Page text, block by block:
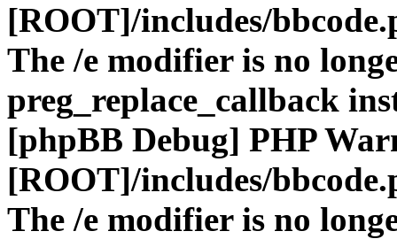
[ROOT]/includes/
The /e modifier is no
preg_replace_callback
[phpBB Debug] PHP
[ROOT]/includes/
The /e modifier is no